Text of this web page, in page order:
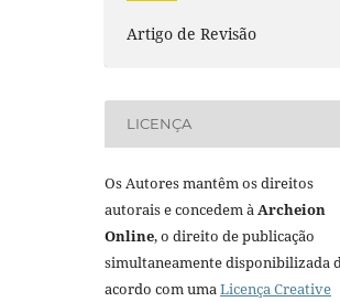
Artigo de Revisão
LICENÇA
Os Autores mantêm os direitos
autorais e concedem à Archeion
Online, o direito de publicação
simultaneamente disponibilizada
acordo com uma Licença Creative